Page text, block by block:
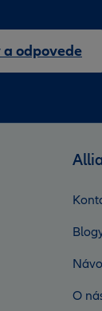
odpovede
O